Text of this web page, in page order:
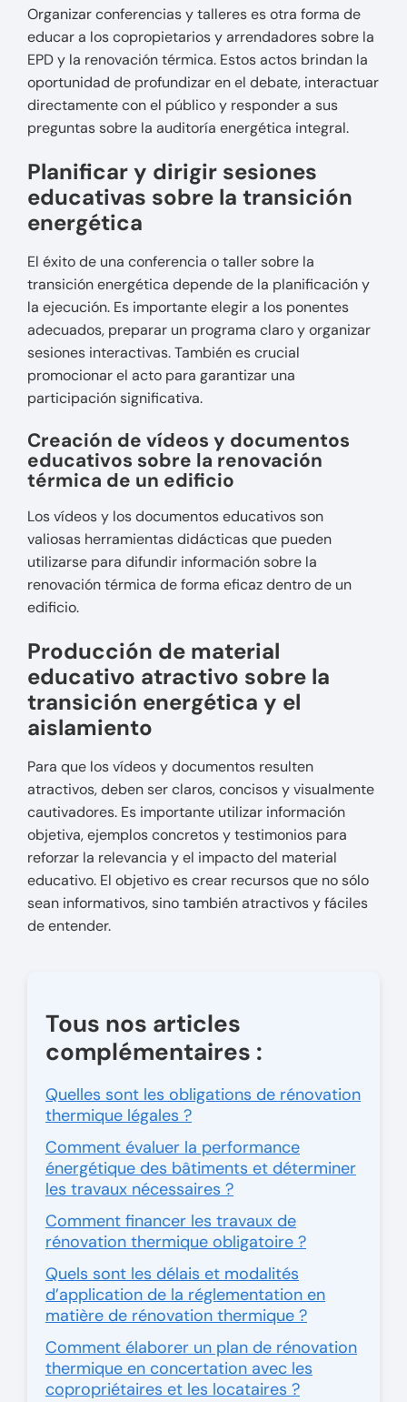
Organizar conferencias y talleres es otra forma de
educar a los copropietarios y arrendadores sobre la
EPD y la renovación térmica. Estos actos brindan la
oportunidad de profundizar en el debate, interactuar
directamente con el público y responder a sus
preguntas sobre la auditoría energética integral.
Planificar y dirigir sesiones
educativas sobre la transición
energética
El éxito de una conferencia o taller sobre la
transición energética depende de la planificación y
la ejecución. Es importante elegir a los ponentes
adecuados, preparar un programa claro y organizar
sesiones interactivas. También es crucial
promocionar el acto para garantizar una
participación significativa.
Creación de vídeos y documentos
educativos sobre la renovación
térmica de un edificio
Los vídeos y los documentos educativos son
valiosas herramientas didácticas que pueden
utilizarse para difundir información sobre la
renovación térmica de forma eficaz dentro de un
edificio.
Producción de material
educativo atractivo sobre la
transición energética y el
aislamiento
Para que los vídeos y documentos resulten
atractivos, deben ser claros, concisos y visualmente
cautivadores. Es importante utilizar información
objetiva, ejemplos concretos y testimonios para
reforzar la relevancia y el impacto del material
educativo. El objetivo es crear recursos que no sólo
sean informativos, sino también atractivos y fáciles
de entender.
Tous nos articles
complémentaires :
Quelles sont les obligations de rénovation
thermique légales ?
Comment évaluer la performance
énergétique des bâtiments et déterminer
les travaux nécessaires ?
Comment financer les travaux de
rénovation thermique obligatoire ?
Quels sont les délais et modalités
d’application de la réglementation en
matière de rénovation thermique ?
Comment élaborer un plan de rénovation
thermique en concertation avec les
copropriétaires et les locataires ?